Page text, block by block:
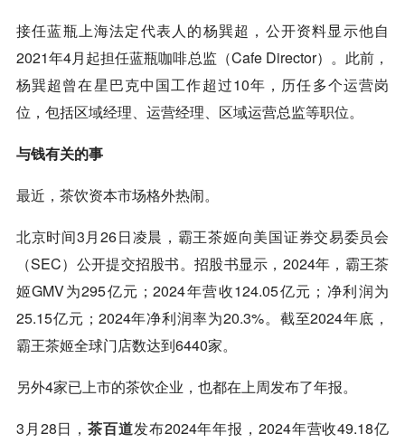
接任蓝瓶上海法定代表人的杨巽超，公开资料显示他自
2021年4月起担任蓝瓶咖啡总监（Cafe Director）。此前，
杨巽超曾在星巴克中国工作超过10年，历任多个运营岗
位，包括区域经理、运营经理、区域运营总监等职位。
与钱有关的事
最近，茶饮资本市场格外热闹。
北京时间3月26日凌晨，霸王茶姬向美国证券交易委员会
（SEC）公开提交招股书。招股书显示，2024年，霸王茶
姬GMV为295亿元；2024年营收124.05亿元；净利润为
25.15亿元；2024年净利润率为20.3%。截至2024年底，
霸王茶姬全球门店数达到6440家。
另外4家已上市的茶饮企业，也都在上周发布了年报。
3月28日，茶百道发布2024年年报，2024年营收49.18亿